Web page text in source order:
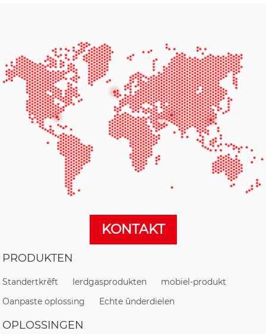
KONTAKT
PRODUKTEN
Standertkrêft Ierdgasprodukten
mobiel-produkt
Oanpaste oplossing
Echte ûnderdielen
OPLOSSINGEN